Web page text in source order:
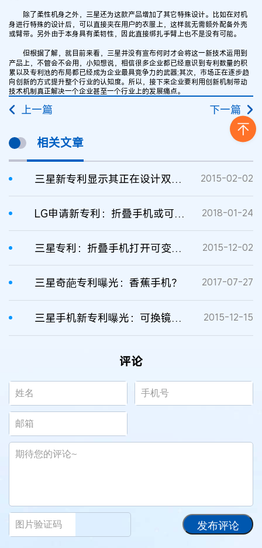
除了柔性机身之外，三星还为这款产品增加了其它特殊设计。比如在对机
身进行特殊的设计后，可以直接夹在用户的衣服上，这样就无需额外配备外壳
或臂带。另外由于本身具有柔韧性，因此直接绑扎手臂上也不是没有可能。
但根据了解，就目前来看，三星并没有宣布何时才会将这一新技术运用到
产品上，不管会不会用，小知想说，相信很多企业都已经意识到专利数量的积
累以及专利池的布局都已经成为企业最具竞争力的武器;其次，市场正在逐步趋
向创新的方式提升整个行业的认知度。所以，接下来企业要利用创新机制带动
技术机制真正解决一个企业甚至一个行业上的发展痛点。
上一篇 下一篇
相关文章
三星新专利显示其正在设计双曲面手机 2015-02-02
LG申请新专利：折叠手机或可变形为平板电脑 2018-01-24
三星专利：折叠手机打开可变平板 2015-12-02
三星奇葩专利曝光：香蕉手机？ 2017-07-27
三星手机新专利曝光：可换镜头媲美单反 2015-12-15
评论
发布评论